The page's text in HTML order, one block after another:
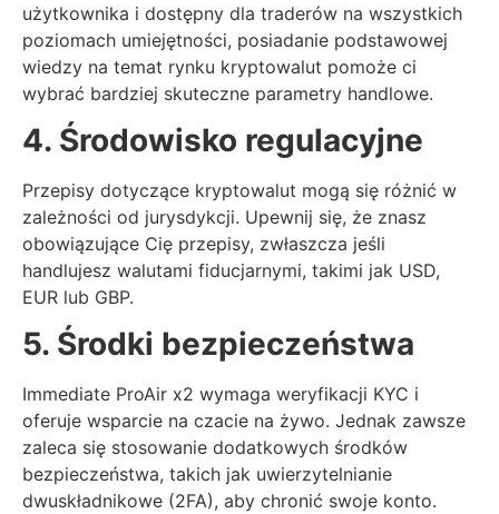
użytkownika i dostępny dla traderów na wszystkich
poziomach umiejętności, posiadanie podstawowej
wiedzy na temat rynku kryptowalut pomoże ci
wybrać bardziej skuteczne parametry handlowe.
4. Środowisko regulacyjne
Przepisy dotyczące kryptowalut mogą się różnić w
zależności od jurysdykcji. Upewnij się, że znasz
obowiązujące Cię przepisy, zwłaszcza jeśli
handlujesz walutami fiducjarnymi, takimi jak USD,
EUR lub GBP.
5. Środki bezpieczeństwa
Immediate ProAir x2 wymaga weryfikacji KYC i
oferuje wsparcie na czacie na żywo. Jednak zawsze
zaleca się stosowanie dodatkowych środków
bezpieczeństwa, takich jak uwierzytelnianie
dwuskładnikowe (2FA), aby chronić swoje konto.